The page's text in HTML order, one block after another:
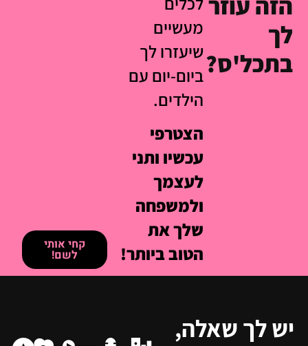
לך
בתכל'ס?
מעשיים
שיעזרו לך
ביום-יום עם
הילדים.
הצטרפי
עכשיו ותני
לעצמך
ולמשפחה
שלך את
הטוב ביותר!
קחי אותי
לשם!
יש לך שאלה,